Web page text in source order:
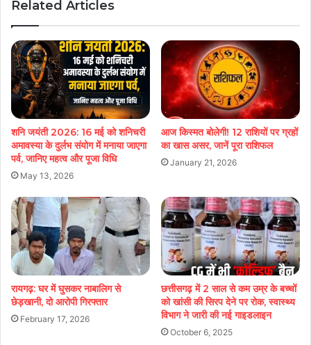
Related Articles
शनि जयंती 2026: 16 मई को शनिचरी
अमावस्या के दुर्लभ संयोग में मनाया जाएगा
पर्व, जानिए महत्व और पूजा विधि
May 13, 2026
आज किस्मत बोलेगी! 12 राशियों पर ग्रहों
का खास असर, जानें पूरा राशिफल
January 21, 2026
रायगढ़: घर में घुसकर नाबालिग से
छेड़खानी, दो आरोपी गिरफ्तार
February 17, 2026
छत्तीसगढ़ में 2 साल से कम उम्र के बच्चों
को खांसी की सिरप देने पर रोक, स्वास्थ्य
विभाग ने जारी की नई गाइडलाइन
October 6, 2025